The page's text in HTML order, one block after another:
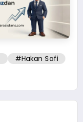
#Hakan Safi